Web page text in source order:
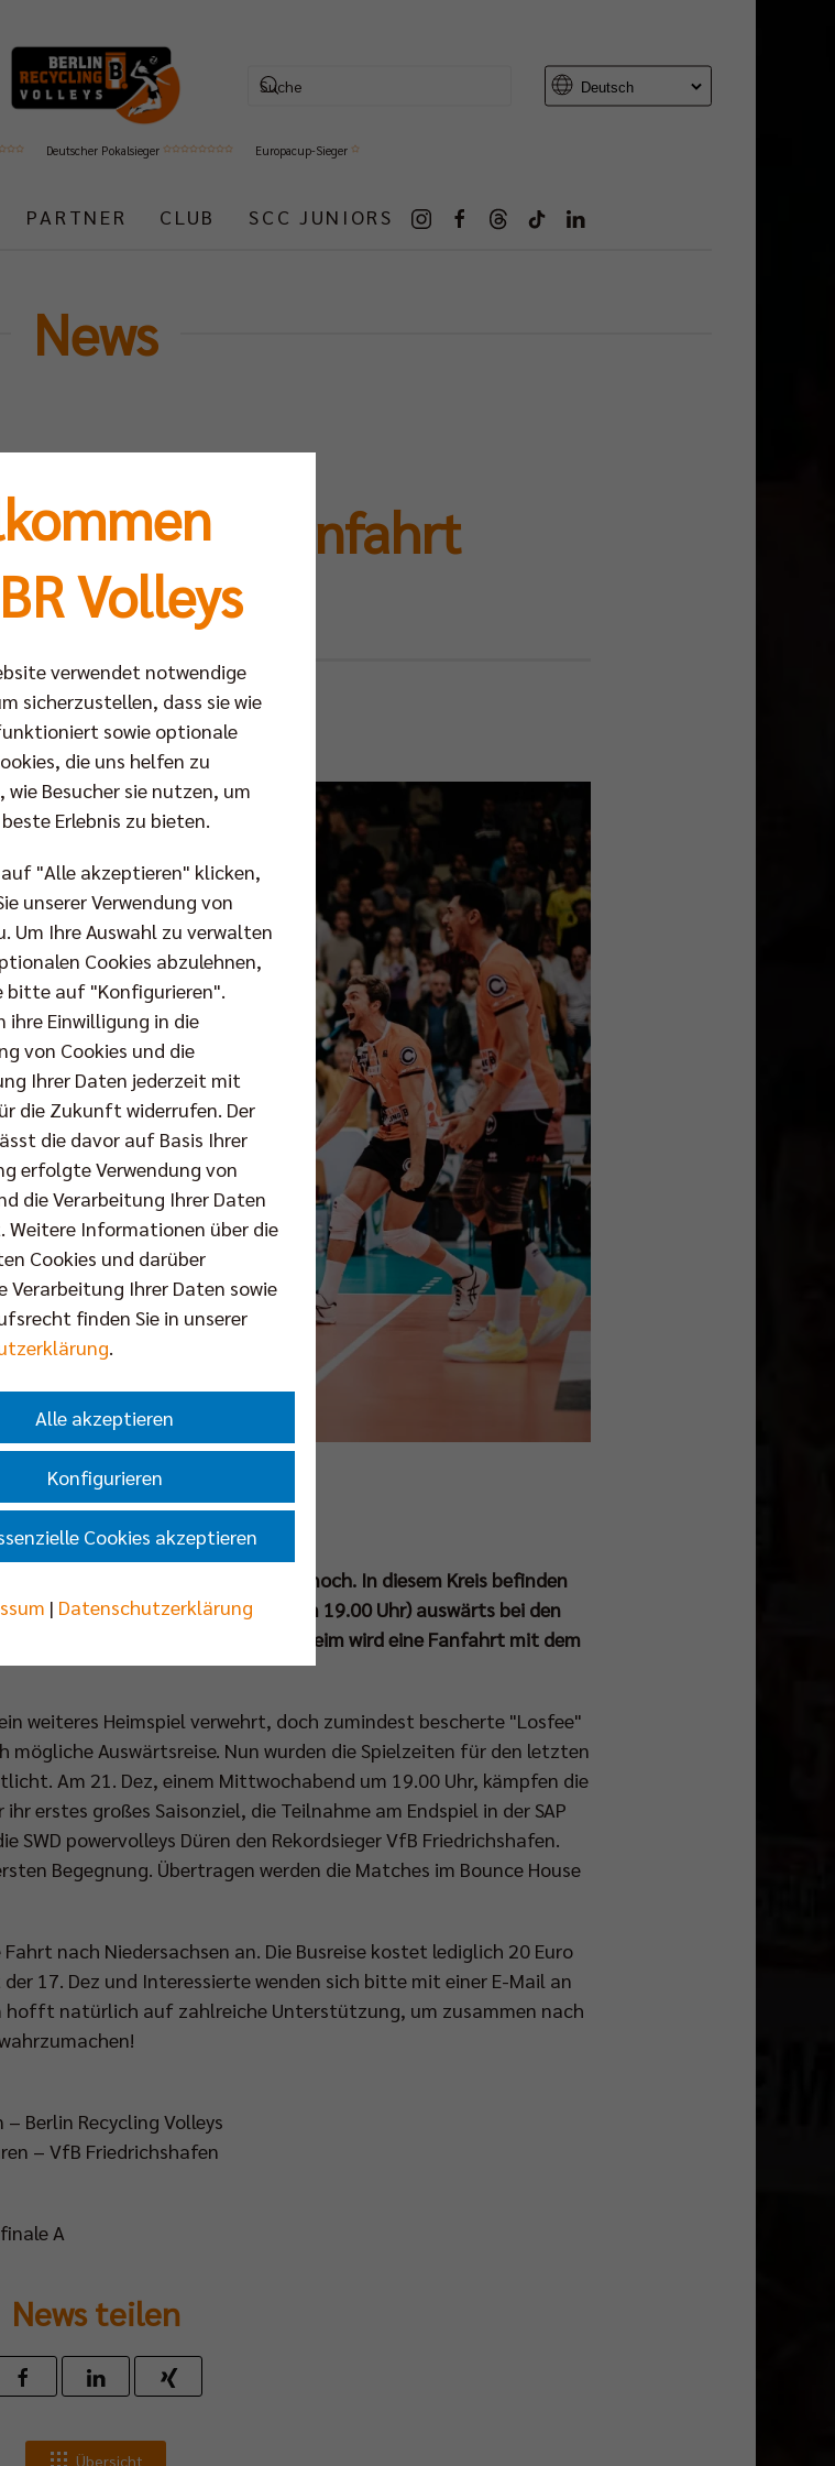
Deutscher Pokalsieger Europacup-Sieger
PARTNER CLUB SCC JUNIORS
News
Fanfahrt
Mo 28.11.2022
Foto: Justus Stegemann
großen Pokalfinale in Mannheim noch. In diesem Kreis befinden
vor Weihnachten (21. Dezember um 19.00 Uhr) auswärts bei den
in der Volksbank-Arena Hildesheim wird eine Fanfahrt mit dem
weiteres Heimspiel verwehrt, doch zumindest bescherte "Losfee"
Auswärtsreise. Nun wurden die Spielzeiten für den letzten
Am 21. Dez, einem Mittwochabend um 19.00 Uhr, kämpfen die
erstes großes Saisonziel, die Teilnahme am Endspiel in der SAP
SWD powervolleys Düren den Rekordsieger VfB Friedrichshafen.
Begegnung. Übertragen werden die Matches im Bounce House
nach Niedersachsen an. Die Busreise kostet lediglich 20 Euro
17. Dez und Interessierte wenden sich bitte mit einer E-Mail an
hofft natürlich auf zahlreiche Unterstützung, um zusammen nach
– Berlin Recycling Volleys
– VfB Friedrichshafen
A
News teilen
Übersicht
Volleys
verwendet notwendige
sicherzustellen, dass sie wie
sowie optionale
die uns helfen zu
wie Besucher sie nutzen, um
Erlebnis zu bieten.
auf "Alle akzeptieren" klicken,
unserer Verwendung von
Um Ihre Auswahl zu verwalten
Cookies abzulehnen,
bitte auf "Konfigurieren".
ihre Einwilligung in die
von Cookies und die
Ihrer Daten jederzeit mit
die Zukunft widerrufen. Der
die davor auf Basis Ihrer
erfolgte Verwendung von
die Verarbeitung Ihrer Daten
Weitere Informationen über die
Cookies und darüber
Verarbeitung Ihrer Daten sowie
finden Sie in unserer
.
Alle akzeptieren
Konfigurieren
Cookies akzeptieren
| Datenschutzerklärung